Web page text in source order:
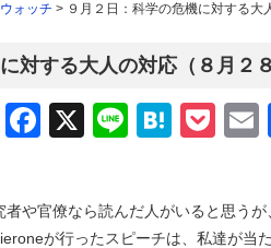
ォッチ > ９月２日：科学の危機に対する
対する大人の対応（８月２
Facebook
X Line
や官僚なら読んだ人がいると思う
が行ったスピーチは、私達が当